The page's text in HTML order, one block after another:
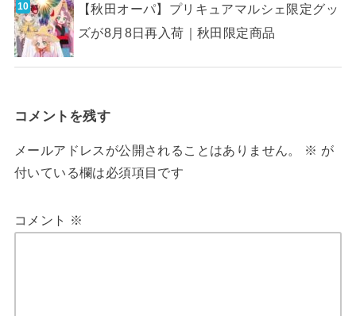
【秋田オーパ】プリキュアマルシェ限定グッ
ズが8月8日再入荷｜秋田限定商品
コメントを残す
メールアドレスが公開されることはありません。 ※ が
付いている欄は必須項目です
コメント ※